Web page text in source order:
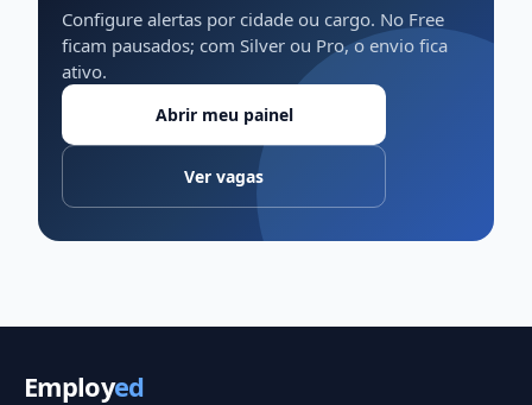
Configure alertas por cidade ou cargo. No Free
ficam pausados; com Silver ou Pro, o envio fica
ativo.
Abrir meu painel
Ver vagas
Employed